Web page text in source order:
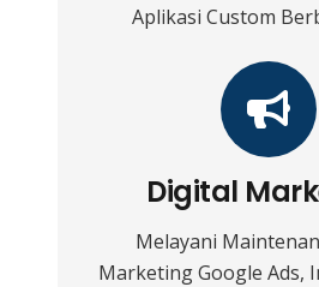
Aplikasi Custom
Digital
Melayani
Marketing Google Ads,